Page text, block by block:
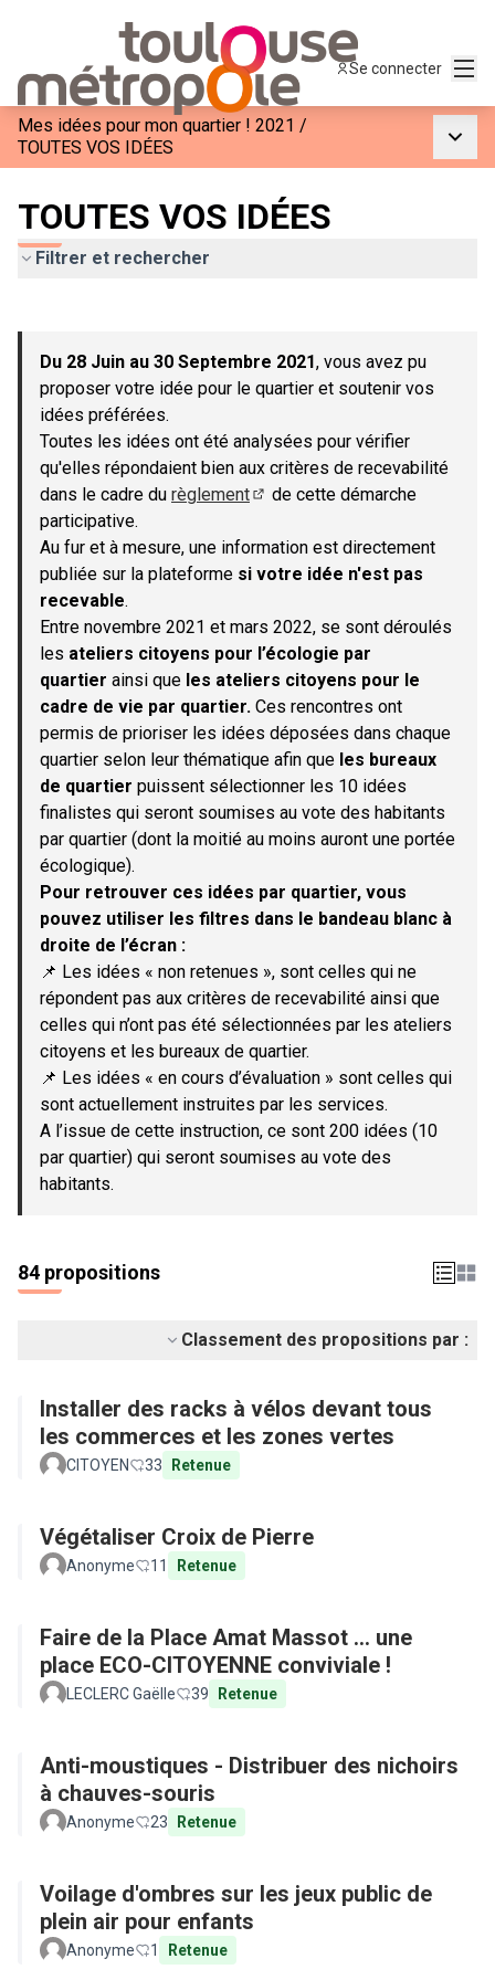
Se connecter
Mes idées pour mon quartier ! 2021 /
TOUTES VOS IDÉES
TOUTES VOS IDÉES
Filtrer et rechercher
−
Du 28 Juin au 30 Septembre 2021, vous avez pu
proposer votre idée pour le quartier et soutenir vos
idées préférées.
Toutes les idées ont été analysées pour vérifier
qu'elles répondaient bien aux critères de recevabilité
dans le cadre du règlement
de cette démarche
participative.
Au fur et à mesure, une information est directement
publiée sur la plateforme si votre idée n'est pas
recevable.
Entre novembre 2021 et mars 2022, se sont déroulés
les ateliers citoyens pour l’écologie par
quartier ainsi que les ateliers citoyens pour le
cadre de vie par quartier. Ces rencontres ont
permis de prioriser les idées déposées dans chaque
quartier selon leur thématique afin que les bureaux
de quartier puissent sélectionner les 10 idées
finalistes qui seront soumises au vote des habitants
par quartier (dont la moitié au moins auront une portée
écologique).
Pour retrouver ces idées par quartier, vous
pouvez utiliser les filtres dans le bandeau blanc à
droite de l’écran :
📌 Les idées « non retenues », sont celles qui ne
répondent pas aux critères de recevabilité ainsi que
celles qui n’ont pas été sélectionnées par les ateliers
citoyens et les bureaux de quartier.
📌 Les idées « en cours d’évaluation » sont celles qui
sont actuellement instruites par les services.
A l’issue de cette instruction, ce sont 200 idées (10
par quartier) qui seront soumises au vote des
habitants.
84 propositions
Classement des propositions par :
Installer des racks à vélos devant tous
les commerces et les zones vertes
CITOYEN 33 Retenue
Végétaliser Croix de Pierre
Anonyme 11 Retenue
Faire de la Place Amat Massot ... une
place ECO-CITOYENNE conviviale !
LECLERC Gaëlle 39 Retenue
Anti-moustiques - Distribuer des nichoirs
à chauves-souris
Anonyme 23 Retenue
Voilage d'ombres sur les jeux public de
plein air pour enfants
Anonyme 1 Retenue